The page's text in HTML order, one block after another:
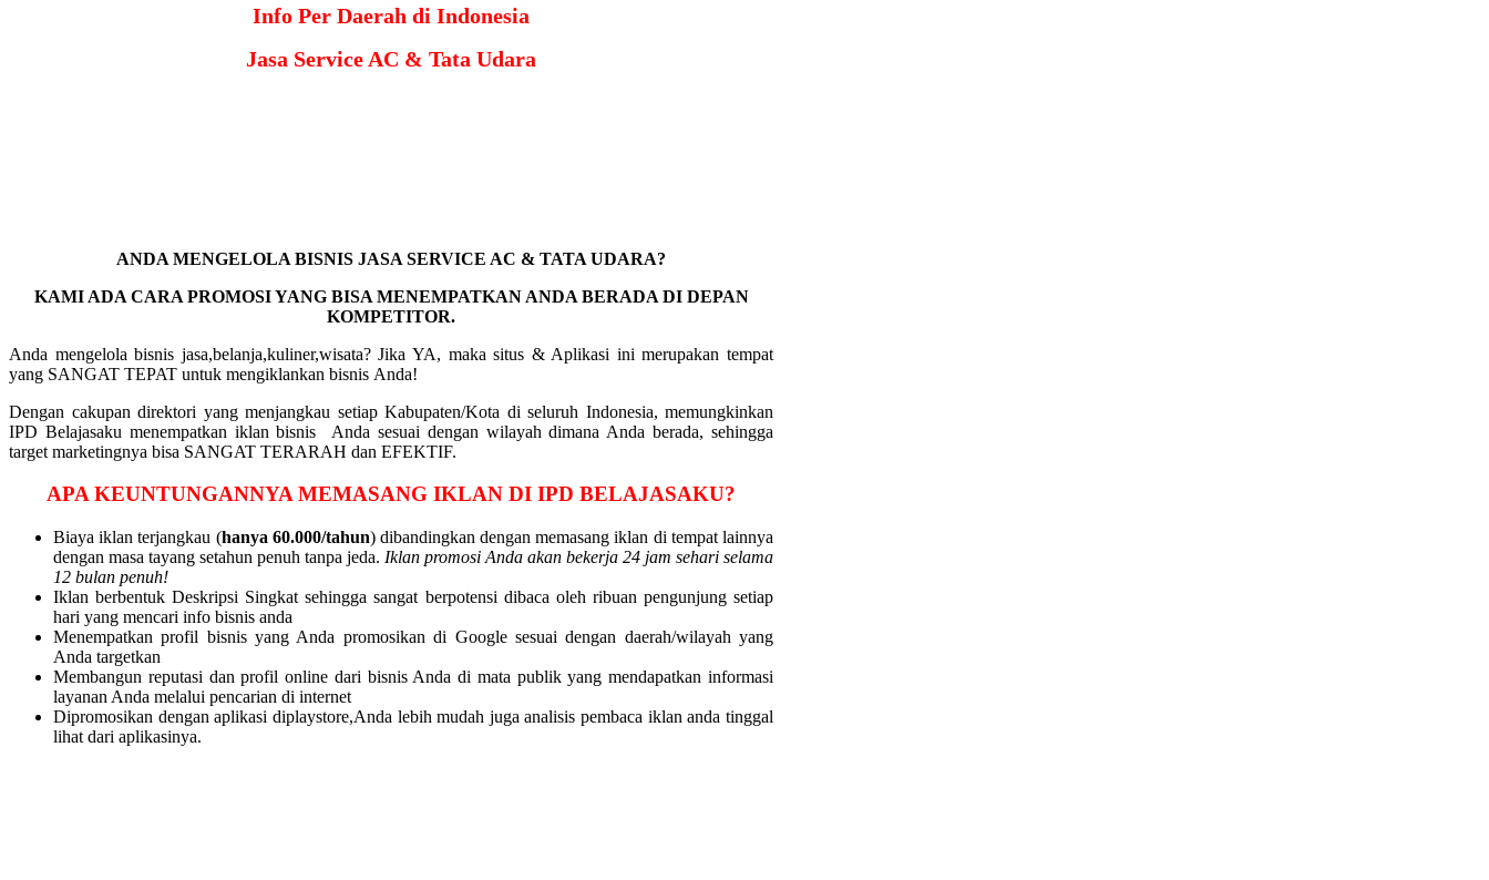
Info Per Daerah di Indonesia
Jasa Service AC & Tata Udara
ANDA MENGELOLA BISNIS JASA SERVICE AC & TATA UDARA?
KAMI ADA CARA PROMOSI YANG BISA MENEMPATKAN ANDA BERADA DI DEPAN
KOMPETITOR.
Anda mengelola bisnis jasa,belanja,kuliner,wisata? Jika YA, maka situs & Aplikasi ini merupakan tempat
yang SANGAT TEPAT untuk mengiklankan bisnis Anda!
Dengan cakupan direktori yang menjangkau setiap Kabupaten/Kota di seluruh Indonesia, memungkinkan
IPD Belajasaku menempatkan iklan bisnis Anda sesuai dengan wilayah dimana Anda berada, sehingga
target marketingnya bisa SANGAT TERARAH dan EFEKTIF.
APA KEUNTUNGANNYA MEMASANG IKLAN DI IPD BELAJASAKU?
Biaya iklan terjangkau (hanya 60.000/tahun) dibandingkan dengan memasang iklan di tempat lainnya
dengan masa tayang setahun penuh tanpa jeda. Iklan promosi Anda akan bekerja 24 jam sehari selama
12 bulan penuh!
Iklan berbentuk Deskripsi Singkat sehingga sangat berpotensi dibaca oleh ribuan pengunjung setiap
hari yang mencari info bisnis anda
Menempatkan profil bisnis yang Anda promosikan di Google sesuai dengan daerah/wilayah yang
Anda targetkan
Membangun reputasi dan profil online dari bisnis Anda di mata publik yang mendapatkan informasi
layanan Anda melalui pencarian di internet
Dipromosikan dengan aplikasi diplaystore,Anda lebih mudah juga analisis pembaca iklan anda tinggal
lihat dari aplikasinya.